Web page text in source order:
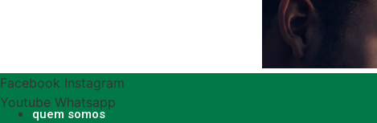
Facebook Instagram
Youtube Whatsapp
quem somos